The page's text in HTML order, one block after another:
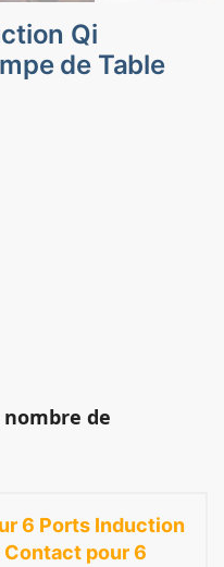
Qi
de Table
nombre de
6 Ports Induction
Contact pour 6